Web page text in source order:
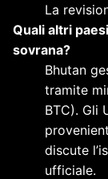
La
Quali altri
sovrana?
Bhutan
tramite
BTC). Gli
discute
ufficiale.